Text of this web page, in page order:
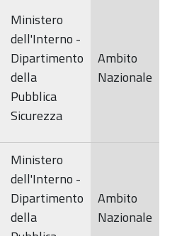
Ministero
dell'Interno -
Dipartimento
della
Pubblica
Sicurezza
Ambito
Nazionale
Ministero
dell'Interno -
Dipartimento
della
Ambito
Nazionale